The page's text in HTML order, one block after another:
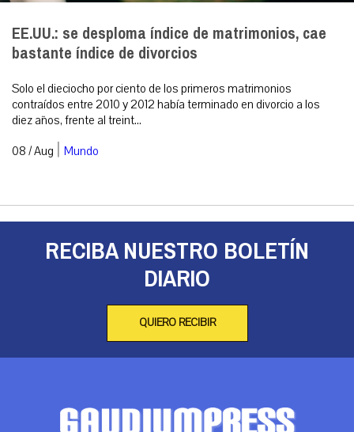
EE.UU.: se desploma índice de matrimonios, cae
bastante índice de divorcios
Solo el dieciocho por ciento de los primeros matrimonios
contraídos entre 2010 y 2012 había terminado en divorcio a los
diez años, frente al treint...
08 / Aug | Mundo
RECIBA NUESTRO BOLETÍN
DIARIO
QUIERO RECIBIR